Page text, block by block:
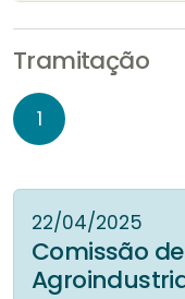
Tramitação
1
22/04/2025
Comissão